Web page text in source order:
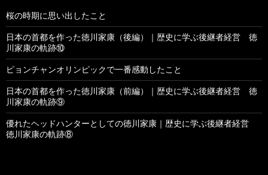
桜の時期に思い出したこと
日本の首都を作った徳川家康（後編）｜歴史に学ぶ後継者経営 徳
川家康の軌跡⑩
ピョンチャンオリンピックで一番感動したこと
日本の首都を作った徳川家康（前編）｜歴史に学ぶ後継者経営 徳
川家康の軌跡⑨
優れたヘッドハンターとしての徳川家康｜歴史に学ぶ後継者経営
徳川家康の軌跡⑧